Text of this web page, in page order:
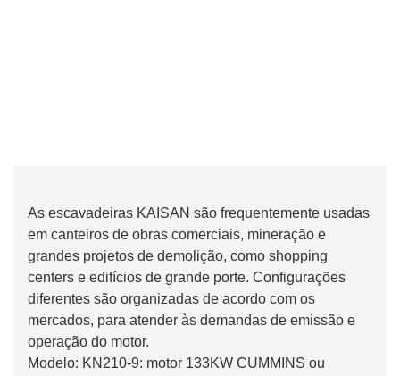
As escavadeiras KAISAN são frequentemente usadas
em canteiros de obras comerciais, mineração e
grandes projetos de demolição, como shopping
centers e edifícios de grande porte. Configurações
diferentes são organizadas de acordo com os
mercados, para atender às demandas de emissão e
operação do motor.
Modelo: KN210-9: motor 133KW CUMMINS ou